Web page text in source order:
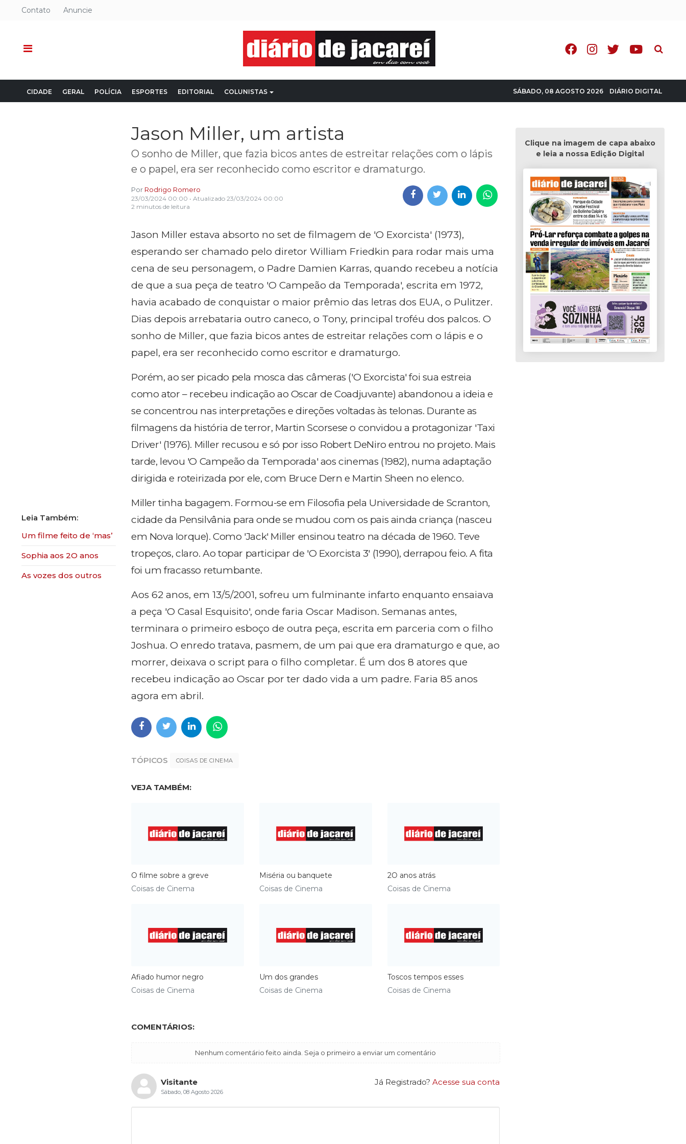
Contato Anuncie
Pesquisa
CIDADE GERAL POLÍCIA ESPORTES EDITORIAL COLUNISTAS SÁBADO, 08 AGOSTO 2026 DIÁRIO DIGITAL
Um filme feito de ‘mas’
Sophia aos 2O anos
As vozes dos outros
Jason Miller, um artista
O sonho de Miller, que fazia bicos antes de estreitar relações com o lápis
e o papel, era ser reconhecido como escritor e dramaturgo.
Por Rodrigo Romero
23/03/2024 00:00 • Atualizado 23/03/2024 00:00
2 minutos de leitura
Jason Miller estava absorto no set de filmagem de 'O Exorcista' (1973),
esperando ser chamado pelo diretor William Friedkin para rodar mais uma
cena de seu personagem, o Padre Damien Karras, quando recebeu a notícia
de que a sua peça de teatro 'O Campeão da Temporada', escrita em 1972,
havia acabado de conquistar o maior prêmio das letras dos EUA, o Pulitzer.
Dias depois arrebataria outro caneco, o Tony, principal troféu dos palcos. O
sonho de Miller, que fazia bicos antes de estreitar relações com o lápis e o
papel, era ser reconhecido como escritor e dramaturgo.
Porém, ao ser picado pela mosca das câmeras ('O Exorcista' foi sua estreia
como ator – recebeu indicação ao Oscar de Coadjuvante) abandonou a ideia e
se concentrou nas interpretações e direções voltadas às telonas. Durante as
filmagens da história de terror, Martin Scorsese o convidou a protagonizar 'Taxi
Driver' (1976). Miller recusou e só por isso Robert DeNiro entrou no projeto. Mais
tarde, levou 'O Campeão da Temporada' aos cinemas (1982), numa adaptação
dirigida e roteirizada por ele, com Bruce Dern e Martin Sheen no elenco.
Miller tinha bagagem. Formou-se em Filosofia pela Universidade de Scranton,
cidade da Pensilvânia para onde se mudou com os pais ainda criança (nasceu
em Nova Iorque). Como 'Jack' Miller ensinou teatro na década de 1960. Teve
tropeços, claro. Ao topar participar de 'O Exorcista 3' (1990), derrapou feio. A fita
foi um fracasso retumbante.
Aos 62 anos, em 13/5/2001, sofreu um fulminante infarto enquanto ensaiava
a peça 'O Casal Esquisito', onde faria Oscar Madison. Semanas antes,
terminara o primeiro esboço de outra peça, escrita em parceria com o filho
Joshua. O enredo tratava, pasmem, de um pai que era dramaturgo e que, ao
morrer, deixava o script para o filho completar. É um dos 8 atores que
recebeu indicação ao Oscar por ter dado vida a um padre. Faria 85 anos
agora em abril.
TÓPICOS COISAS DE CINEMA
VEJA TAMBÉM:
O filme sobre a greve
Coisas de Cinema
Miséria ou banquete
Coisas de Cinema
2O anos atrás
Coisas de Cinema
Afiado humor negro
Coisas de Cinema
Um dos grandes
Coisas de Cinema
Toscos tempos esses
Coisas de Cinema
COMENTÁRIOS:
Nenhum comentário feito ainda. Seja o primeiro a enviar um comentário
Já Registrado? Acesse sua conta
Visitante
Sábado, 08 Agosto 2026
Clique na imagem de capa abaixo
e leia a nossa Edição Digital